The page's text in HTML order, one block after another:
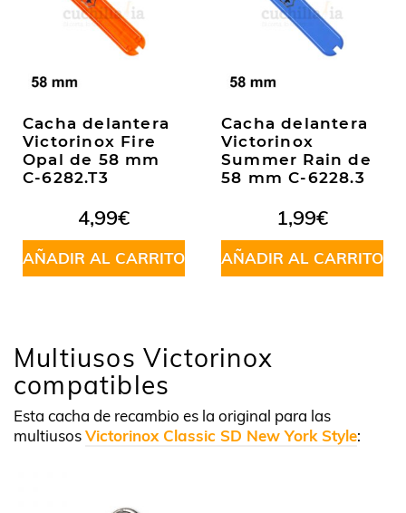
Cacha delantera
Victorinox Fire
Opal de 58 mm
C-6282.T3
4,99€
AÑADIR AL CARRITO
Cacha delantera
Victorinox
Summer Rain de
58 mm C-6228.3
1,99€
AÑADIR AL CARRITO
Multiusos Victorinox
compatibles
Esta cacha de recambio es la original para las
multiusosVictorinox Classic SD New York Style: